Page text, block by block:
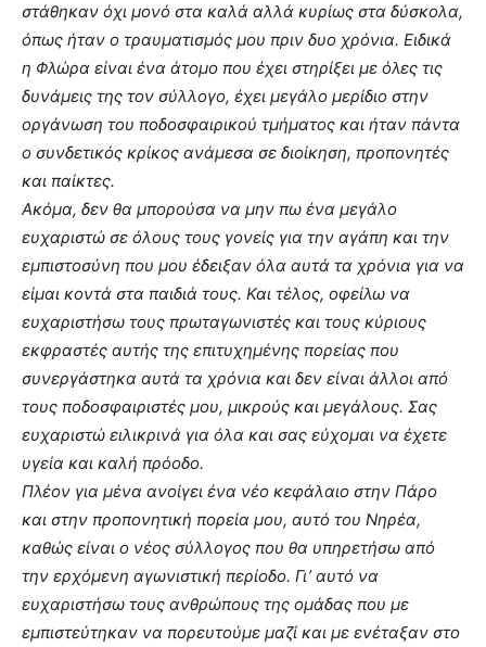
στάθηκαν όχι μονό στα καλά αλλά κυρίως στα δύσκολα,
όπως ήταν ο τραυματισμός μου πριν δυο χρόνια. Ειδικά
η Φλώρα είναι ένα άτομο που έχει στηρίξει με όλες τις
δυνάμεις της τον σύλλογο, έχει μεγάλο μερίδιο στην
οργάνωση του ποδοσφαιρικού τμήματος και ήταν πάντα
ο συνδετικός κρίκος ανάμεσα σε διοίκηση, προπονητές
και παίκτες.
Ακόμα, δεν θα μπορούσα να μην πω ένα μεγάλο
ευχαριστώ σε όλους τους γονείς για την αγάπη και την
εμπιστοσύνη που μου έδειξαν όλα αυτά τα χρόνια για να
είμαι κοντά στα παιδιά τους. Και τέλος, οφείλω να
ευχαριστήσω τους πρωταγωνιστές και τους κύριους
εκφραστές αυτής της επιτυχημένης πορείας που
συνεργάστηκα αυτά τα χρόνια και δεν είναι άλλοι από
τους ποδοσφαιριστές μου, μικρούς και μεγάλους. Σας
ευχαριστώ ειλικρινά για όλα και σας εύχομαι να έχετε
υγεία και καλή πρόοδο.
Πλέον για μένα ανοίγει ένα νέο κεφάλαιο στην Πάρο
και στην προπονητική πορεία μου, αυτό του Νηρέα,
καθώς είναι ο νέος σύλλογος που θα υπηρετήσω από
την ερχόμενη αγωνιστική περίοδο. Γι’ αυτό να
ευχαριστήσω τους ανθρώπους της ομάδας που με
εμπιστεύτηκαν να πορευτούμε μαζί και με ενέταξαν στο